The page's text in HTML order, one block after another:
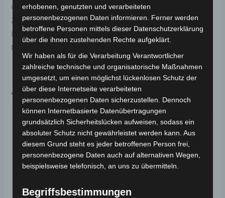
Original-Ersatzteil für den Elektro-Scooter VS1.
Zündschloss-set für optimale Funktionalität und
Haltbarkeit. Weitere Informationen zum Fahrzeug
findest du hier:
Ähnliche Produkte
erhobenen, genutzten und verarbeiteten
personenbezogenen Daten informieren. Ferner werden
betroffene Personen mittels dieser Datenschutzerklärung
über die ihnen zustehenden Rechte aufgeklärt.
Wir haben als für die Verarbeitung Verantwortlicher
zahlreiche technische und organisatorische Maßnahmen
umgesetzt, um einen möglichst lückenlosen Schutz der
über diese Internetseite verarbeiteten
personenbezogenen Daten sicherzustellen. Dennoch
können Internetbasierte Datenübertragungen
grundsätzlich Sicherheitslücken aufweisen, sodass ein
absoluter Schutz nicht gewährleistet werden kann. Aus
diesem Grund steht es jeder betroffenen Person frei,
personenbezogene Daten auch auf alternativen Wegen,
beispielsweise telefonisch, an uns zu übermitteln.
Begriffsbestimmungen